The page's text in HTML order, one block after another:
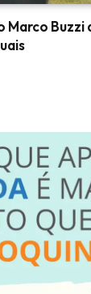
Marco Buzzi